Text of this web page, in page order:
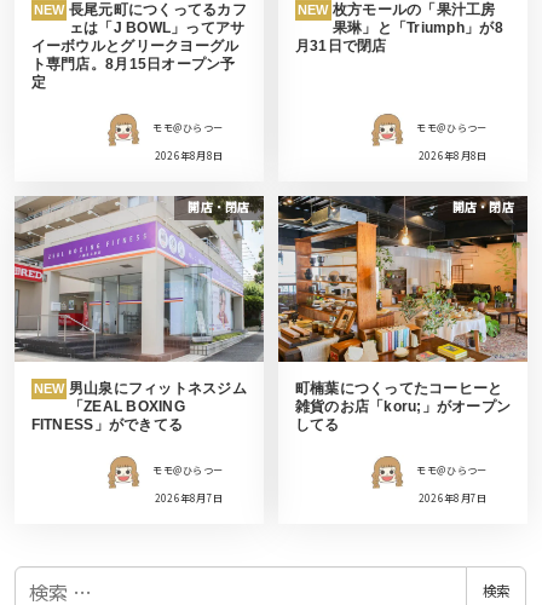
NEW 長尾元町につくってるカフ
ェは「J BOWL」ってアサ
イーボウルとグリークヨーグル
ト専門店。8月15日オープン予
定
モモ＠ひらつー
2026年8月8日
NEW 枚方モールの「果汁工房
果琳」と「Triumph」が8
月31日で閉店
モモ＠ひらつー
2026年8月8日
開店・閉店
NEW 男山泉にフィットネスジム
「ZEAL BOXING
FITNESS」ができてる
モモ＠ひらつー
2026年8月7日
開店・閉店
町楠葉につくってたコーヒーと
雑貨のお店「koru;」がオープン
してる
モモ＠ひらつー
2026年8月7日
検
検索